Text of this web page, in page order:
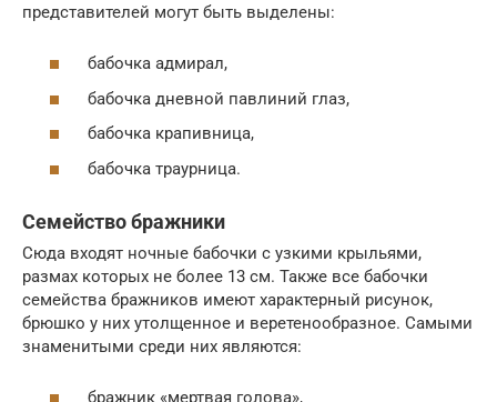
представителей могут быть выделены:
бабочка адмирал,
бабочка дневной павлиний глаз,
бабочка крапивница,
бабочка траурница.
Семейство бражники
Сюда входят ночные бабочки с узкими крыльями,
размах которых не более 13 см. Также все бабочки
семейства бражников имеют характерный рисунок,
брюшко у них утолщенное и веретенообразное. Самыми
знаменитыми среди них являются:
бражник «мертвая голова»,